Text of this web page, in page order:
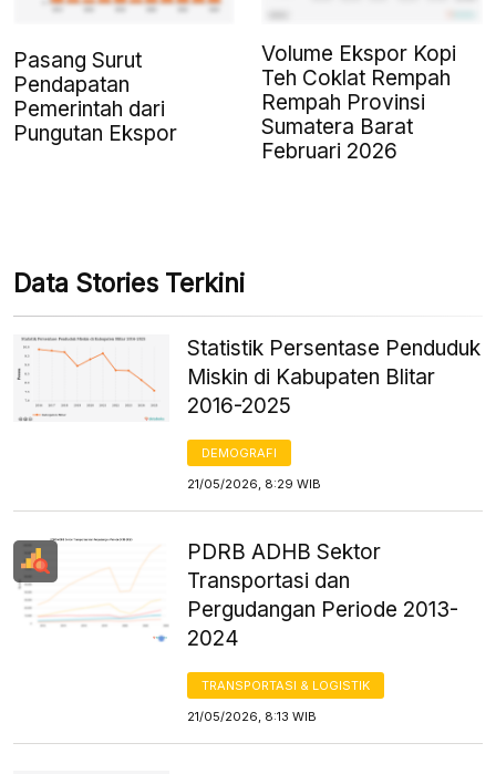
Pasang Surut
Pendapatan
Pemerintah dari
Pungutan Ekspor
Volume Ekspor Kopi
Teh Coklat Rempah
Rempah Provinsi
Sumatera Barat
Februari 2026
Data Stories Terkini
Statistik Persentase Penduduk
Miskin di Kabupaten Blitar
2016-2025
DEMOGRAFI
21/05/2026, 8:29 WIB
PDRB ADHB Sektor
Transportasi dan
Pergudangan Periode 2013-
2024
TRANSPORTASI & LOGISTIK
21/05/2026, 8:13 WIB